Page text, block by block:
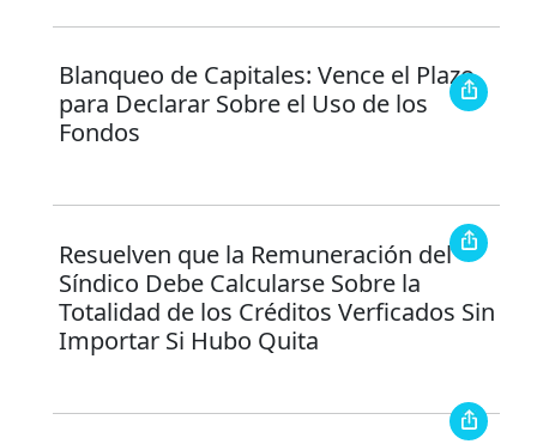
Blanqueo de Capitales: Vence el Plazo
para Declarar Sobre el Uso de los
Fondos
Resuelven que la Remuneración del
Síndico Debe Calcularse Sobre la
Totalidad de los Créditos Verficados Sin
Importar Si Hubo Quita